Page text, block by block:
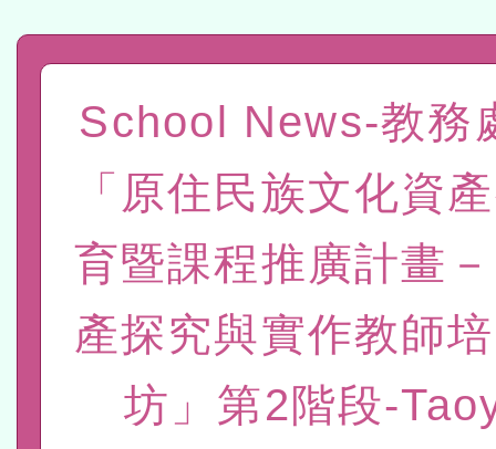
「數位內容與教學軟體線
有關大陸委員會函釋公務
赴陸應申請許可一案
轉知經濟部水利署委託財
研究院辦理「115年表揚
位及節水達人選拔活動」
115年8月22日(星期六)辦
市孔廟祈福系列活動—儒
航」
2026年桃園地景藝術節教
「2026桃園藝術巡演」活
適應運動共學行動站研習
本館辦理115年度閱讀磐
School News-教務
「原住民族文化資
育暨課程推廣計畫
產探究與實作教師
坊」第2階段-